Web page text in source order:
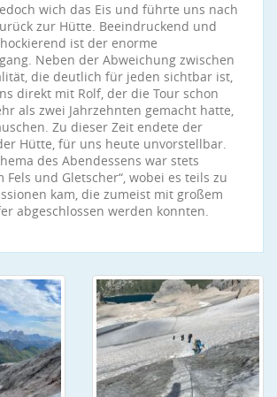
wich das Eis und führte uns nach
zur Hütte. Beeindruckend und
ist der enorme
Neben der Abweichung zwischen
die deutlich für jeden sichtbar ist,
direkt mit Rolf, der die Tour schon
als zwei Jahrzehnten gemacht hatte,
Zu dieser Zeit endete der
Hütte, für uns heute unvorstellbar.
des Abendessens war stets
Fels und Gletscher“, wobei es teils zu
kam, die zumeist mit großem
abgeschlossen werden konnten.